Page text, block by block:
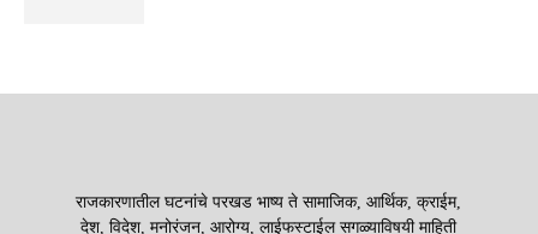
राजकारणातील घटनांचे परखड भाष्य ते सामाजिक, आर्थिक, क्राईम,
देश, विदेश, मनोरंजन, आरोग्य, लाईफस्टाईल सगळ्याविषयी माहिती